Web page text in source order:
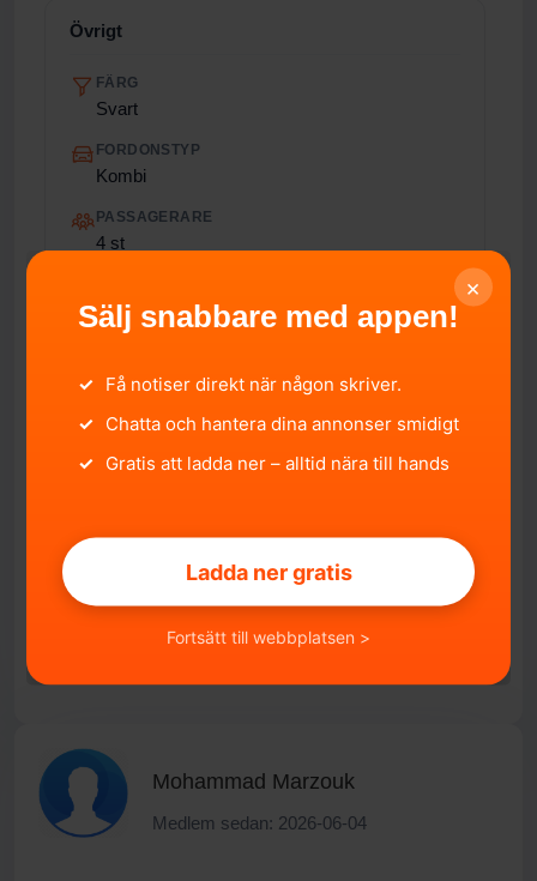
Övrigt
FÄRG
Svart
FORDONSTYP
Kombi
PASSAGERARE
4 st
2 120 kg
1 520 kr/år
EURO-UTSLÄPPSNORM
Mohammad Marzouk
Medlem sedan: 2026-06-04
×
Sälj snabbare med appen!
✓ Få notiser direkt när någon skriver.
✓ Chatta och hantera dina annonser smidigt
✓ Gratis att ladda ner – alltid nära till hands
Ladda ner gratis
Fortsätt till webbplatsen >